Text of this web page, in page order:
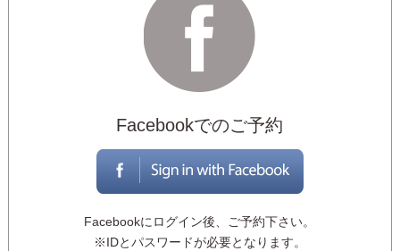
Facebookでのご予約
Facebookにログイン後、ご予約下さい。
※IDとパスワードが必要となります。